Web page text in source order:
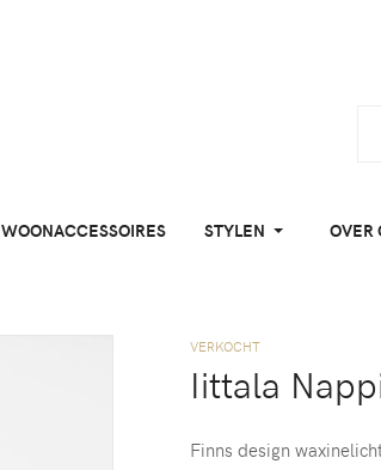
WOONACCESSOIRES STYLEN OVER
VERKOCHT
Iittala
Finns design